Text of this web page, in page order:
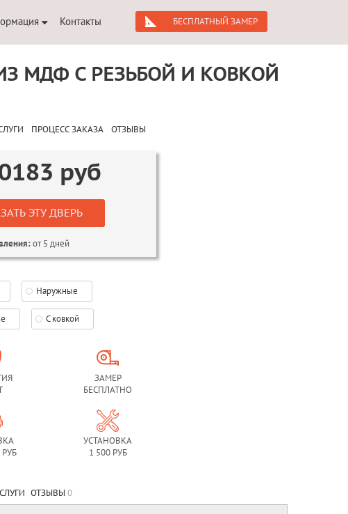
Контакты БЕСПЛАТНЫЙ ЗАМЕР
МДФ С РЕЗЬБОЙ И КОВКОЙ
ПРОЦЕСС ЗАКАЗА ОТЗЫВЫ
руб
ЭТУ ДВЕРЬ
от 5 дней
Наружные
С ковкой
ЗАМЕР
БЕСПЛАТНО
РУБ
УСТАНОВКА
1 500 РУБ
ОТЗЫВЫ 0